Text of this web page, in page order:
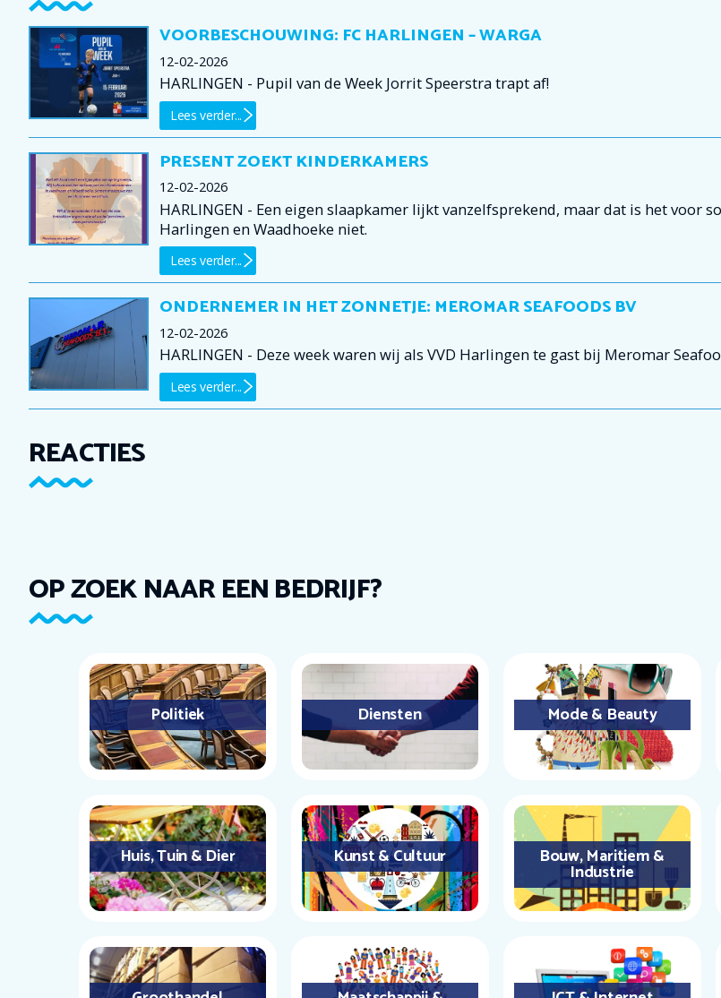
VOORBESCHOUWING: FC HARLINGEN – WARGA
12-02-2026
HARLINGEN - Pupil van de Week Jorrit Speerstra trapt af!
Lees verder...
PRESENT ZOEKT KINDERKAMERS
12-02-2026
HARLINGEN - Een eigen slaapkamer lijkt vanzelfsprekend, maar dat is het voor
Harlingen en Waadhoeke niet.
Lees verder...
ONDERNEMER IN HET ZONNETJE: MEROMAR SEAFOODS BV
12-02-2026
HARLINGEN - Deze week waren wij als VVD Harlingen te gast bij Meromar
Lees verder...
REACTIES
OP ZOEK NAAR EEN BEDRIJF?
Politiek Diensten Mode & Beauty
Huis, Tuin & Dier Kunst & Cultuur Bouw, Maritiem &
Industrie